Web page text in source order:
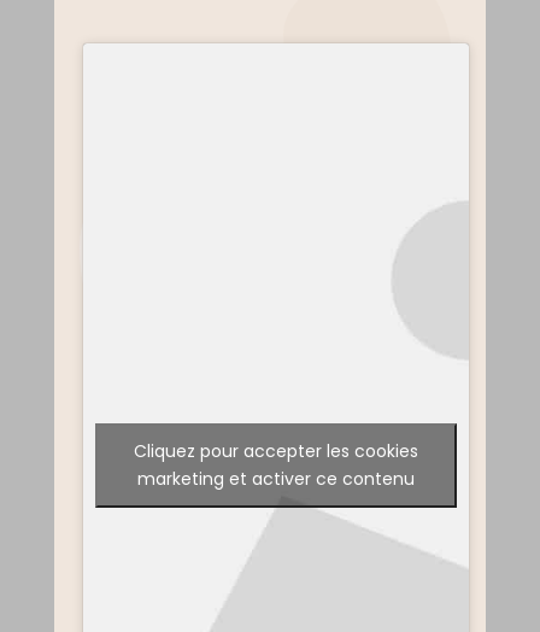
Cliquez pour accepter les cookies
marketing et activer ce contenu